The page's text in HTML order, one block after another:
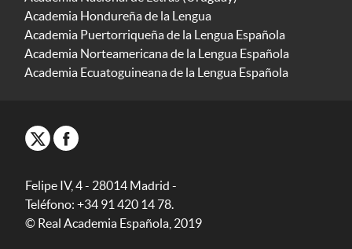
Academia Hondureña de la Lengua
Academia Puertorriqueña de la Lengua Española
Academia Norteamericana de la Lengua Española
Academia Ecuatoguineana de la Lengua Española
Felipe IV, 4 - 28014 Madrid -
Teléfono: +34 91 420 14 78.
© Real Academia Española, 2019